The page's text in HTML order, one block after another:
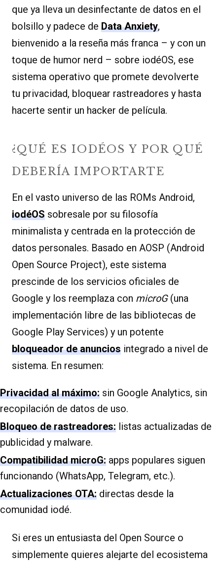
que ya lleva un desinfectante de datos en el
bolsillo y padece de Data Anxiety,
bienvenido a la reseña más franca – y con un
toque de humor nerd – sobre iodéOS, ese
sistema operativo que promete devolverte
tu privacidad, bloquear rastreadores y hasta
hacerte sentir un hacker de película.
¿QUÉ ES IODÉOS Y POR QUÉ
DEBERÍA IMPORTARTE
En el vasto universo de las ROMs Android,
iodéOS sobresale por su filosofía
minimalista y centrada en la protección de
datos personales. Basado en AOSP (Android
Open Source Project), este sistema
prescinde de los servicios oficiales de
Google y los reemplaza con microG(una
implementación libre de las bibliotecas de
Google Play Services) y un potente
bloqueador de anuncios integrado a nivel de
sistema. En resumen:
Privacidad al máximo: sin Google Analytics, sin
recopilación de datos de uso.
Bloqueo de rastreadores: listas actualizadas de
publicidad y malware.
Compatibilidad microG: apps populares siguen
funcionando (WhatsApp, Telegram, etc.).
Actualizaciones OTA: directas desde la
comunidad iodé.
Si eres un entusiasta del Open Source o
simplemente quieres alejarte del ecosistema